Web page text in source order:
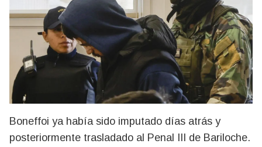
Boneffoi ya había sido imputado días atrás y
posteriormente trasladado al Penal III de Bariloche.